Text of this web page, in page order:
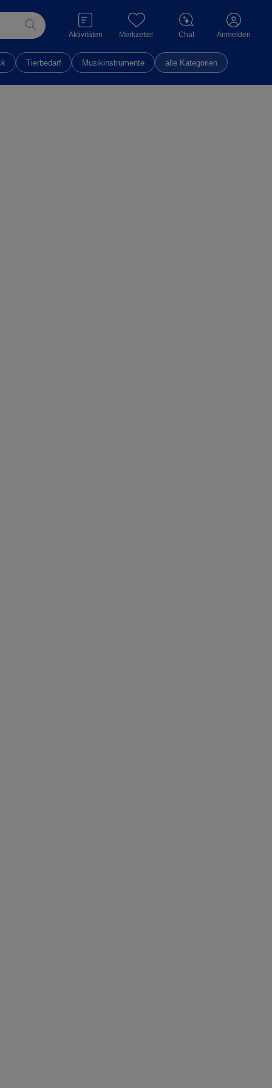
Aktivitäten Merkzettel Chat Anmelden
Tierbedarf Musikinstrumente alle Kategorien